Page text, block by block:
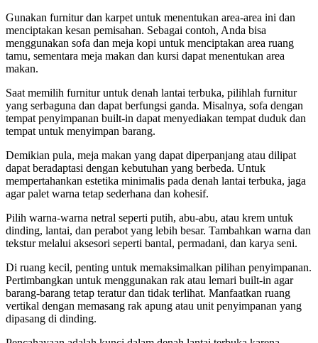
Gunakan furnitur dan karpet untuk menentukan area-area ini dan
menciptakan kesan pemisahan. Sebagai contoh, Anda bisa
menggunakan sofa dan meja kopi untuk menciptakan area ruang
tamu, sementara meja makan dan kursi dapat menentukan area
makan.
Saat memilih furnitur untuk denah lantai terbuka, pilihlah furnitur
yang serbaguna dan dapat berfungsi ganda. Misalnya, sofa dengan
tempat penyimpanan built-in dapat menyediakan tempat duduk dan
tempat untuk menyimpan barang.
Demikian pula, meja makan yang dapat diperpanjang atau dilipat
dapat beradaptasi dengan kebutuhan yang berbeda. Untuk
mempertahankan estetika minimalis pada denah lantai terbuka, jaga
agar palet warna tetap sederhana dan kohesif.
Pilih warna-warna netral seperti putih, abu-abu, atau krem untuk
dinding, lantai, dan perabot yang lebih besar. Tambahkan warna dan
tekstur melalui aksesori seperti bantal, permadani, dan karya seni.
Di ruang kecil, penting untuk memaksimalkan pilihan penyimpanan.
Pertimbangkan untuk menggunakan rak atau lemari built-in agar
barang-barang tetap teratur dan tidak terlihat. Manfaatkan ruang
vertikal dengan memasang rak apung atau unit penyimpanan yang
dipasang di dinding.